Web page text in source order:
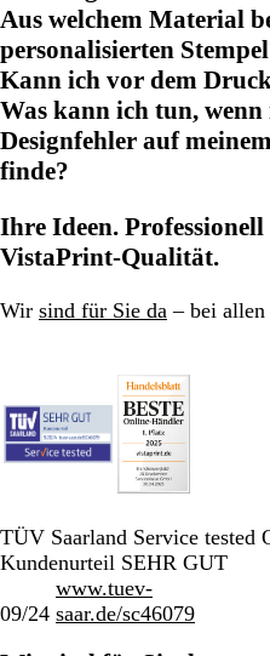
Aus welchem Material
personalisierten
Kann ich vor dem
Was kann ich tun,
Designfehler auf
finde?
Ihre Ideen.
VistaPrint-Qualität.
Wir sind für Sie da – bei allen
TÜV Saarland Service tested
Kundenurteil SEHR GUT
09/24
www.tuev-
saar.de/sc46079